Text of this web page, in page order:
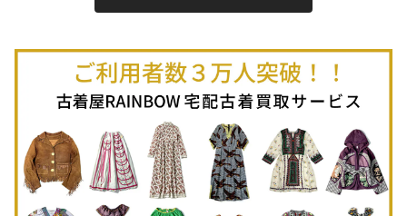
古着ポロシャツ
古着長袖ポロシャツ
古着スウェット
古着パーカー
古着タンクトップ
古着羽織り
古着ミニ丈スカート (丈56-75cm)
Autumn / Winter